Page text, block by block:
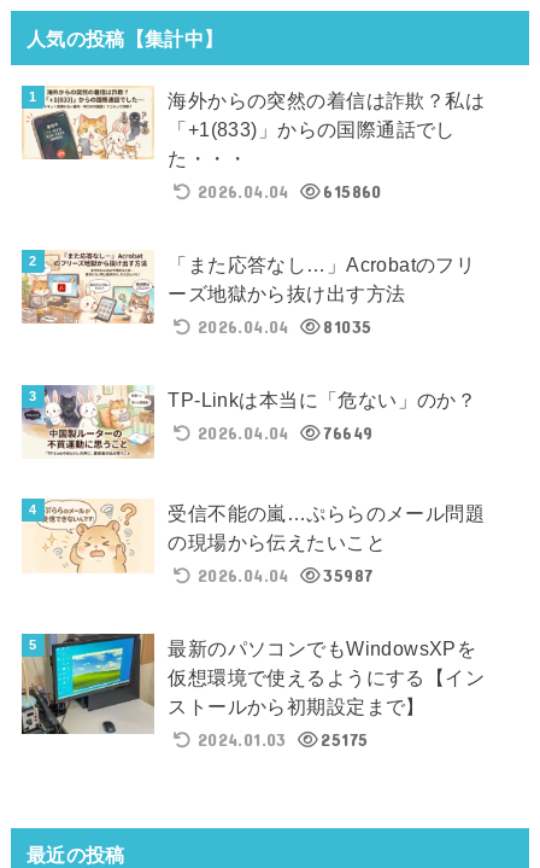
人気の投稿【集計中】
海外からの突然の着信は詐欺？私は
「+1(833)」からの国際通話でし
た・・・
2026.04.04
615860
「また応答なし…」Acrobatのフリ
ーズ地獄から抜け出す方法
2026.04.04
81035
TP-Linkは本当に「危ない」のか？
2026.04.04
76649
受信不能の嵐…ぷららのメール問題
の現場から伝えたいこと
2026.04.04
35987
最新のパソコンでもWindowsXPを
仮想環境で使えるようにする【イン
ストールから初期設定まで】
2024.01.03
25175
最近の投稿